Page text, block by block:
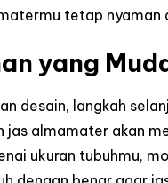
tetap nyaman
yang
desain, langkah
jas almamater akan
ukuran tubuhmu,